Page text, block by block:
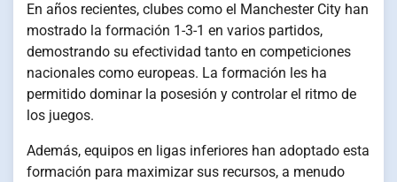
En años recientes, clubes como el Manchester City han
mostrado la formación 1-3-1 en varios partidos,
demostrando su efectividad tanto en competiciones
nacionales como europeas. La formación les ha
permitido dominar la posesión y controlar el ritmo de
los juegos.
Además, equipos en ligas inferiores han adoptado esta
formación para maximizar sus recursos, a menudo